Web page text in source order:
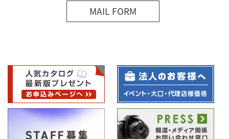
MAIL FORM